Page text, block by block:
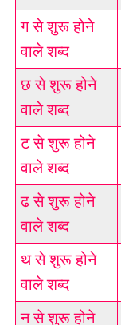
ग से शुरू होने
वाले शब्द
छ से शुरू होने
वाले शब्द
ट से शुरू होने
वाले शब्द
ढ से शुरू होने
वाले शब्द
थ से शुरू होने
वाले शब्द
न से शुरू होने